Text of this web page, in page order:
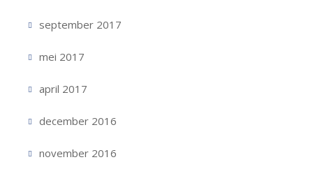
september 2017
mei 2017
april 2017
december 2016
november 2016